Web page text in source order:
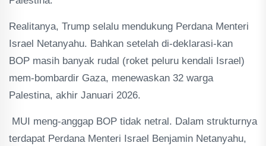
Realitanya, Trump selalu mendukung Perdana Menteri
Israel Netanyahu. Bahkan setelah di-deklarasi-kan
BOP masih banyak rudal (roket peluru kendali Israel)
mem-bombardir Gaza, menewaskan 32 warga
Palestina, akhir Januari 2026.
MUI meng-anggap BOP tidak netral. Dalam strukturnya
terdapat Perdana Menteri Israel Benjamin Netanyahu,